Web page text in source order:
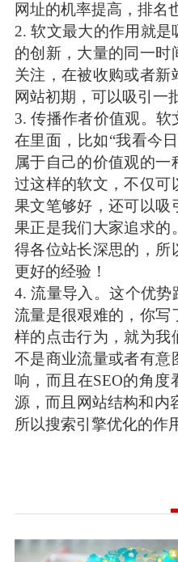
网址的机率提高，排名
2. 软文最大的作用就
的创新，大量的同一
关注，在被收购或者
网站初期，可以吸引一
3. 传播作者价值观。
在里面，比如“我看今
属于自己的价值观的
过这样的软文，不仅可
果文笔够好，还可以吸
果正是我们大家追求的
得各位站长深思的，所
更好的经验！
4. 流量导入。这个优
流量是很艰难的，你写
样的点击行为，就为我
不是商业流量或者有意
响，而且在SEO的角
源，而且网站结构和内
所以搜索引擎优化的作